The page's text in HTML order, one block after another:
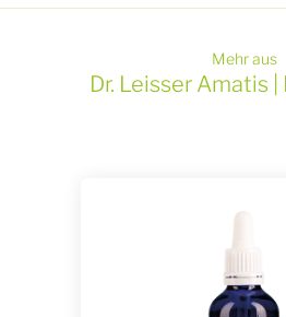
Mehr aus
Dr. Leisser Amatis